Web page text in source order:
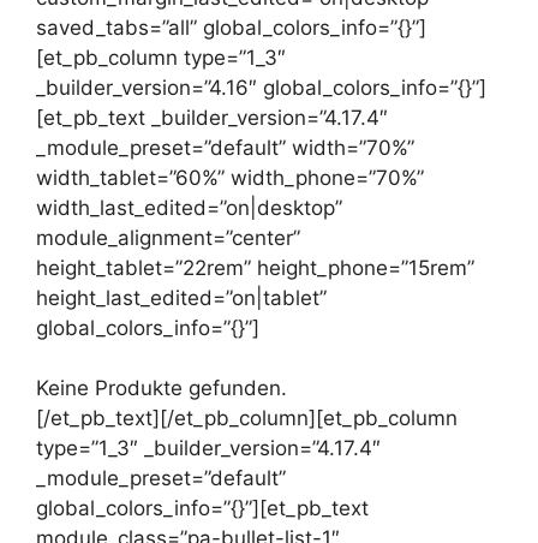
saved_tabs=”all” global_colors_info=”{}”]
[et_pb_column type=”1_3″
_builder_version=”4.16″ global_colors_info=”{}”]
[et_pb_text _builder_version=”4.17.4″
_module_preset=”default” width=”70%”
width_tablet=”60%” width_phone=”70%”
width_last_edited=”on|desktop”
module_alignment=”center”
height_tablet=”22rem” height_phone=”15rem”
height_last_edited=”on|tablet”
global_colors_info=”{}”]
Keine Produkte gefunden.
[/et_pb_text][/et_pb_column][et_pb_column
type=”1_3″ _builder_version=”4.17.4″
_module_preset=”default”
global_colors_info=”{}”][et_pb_text
module_class=”pa-bullet-list-1″